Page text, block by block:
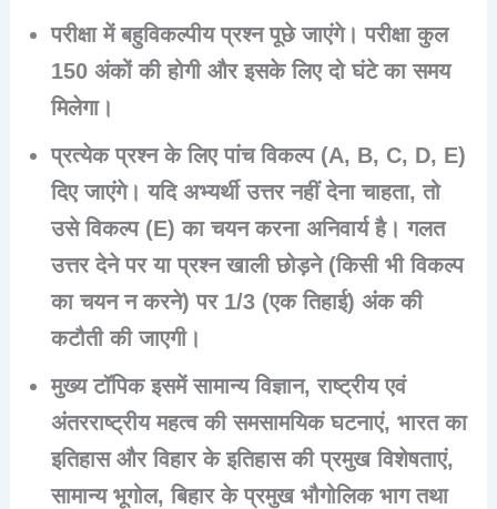
परीक्षा में बहुविकल्पीय प्रश्न पूछे जाएंगे। परीक्षा कुल
150 अंकों की होगी और इसके लिए दो घंटे का समय
मिलेगा।
प्रत्येक प्रश्न के लिए पांच विकल्प (A, B, C, D, E)
दिए जाएंगे। यदि अभ्यर्थी उत्तर नहीं देना चाहता, तो
उसे विकल्प (E) का चयन करना अनिवार्य है। गलत
उत्तर देने पर या प्रश्न खाली छोड़ने (किसी भी विकल्प
का चयन न करने) पर 1/3 (एक तिहाई) अंक की
कटौती की जाएगी।
मुख्य टॉपिक इसमें सामान्य विज्ञान, राष्ट्रीय एवं
अंतरराष्ट्रीय महत्व की समसामयिक घटनाएं, भारत का
इतिहास और विहार के इतिहास की प्रमुख विशेषताएं,
सामान्य भूगोल, बिहार के प्रमुख भौगोलिक भाग तथा